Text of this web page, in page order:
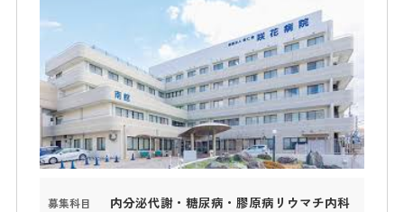
募集科目 内分泌代謝・糖尿病・膠原病リウマチ内科